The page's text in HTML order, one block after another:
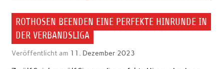
ROTHOSEN BEENDEN EINE PERFEKTE HINRUNDE IN
DER VERBANDSLIGA
Veröffentlicht am 11. Dezember 2023